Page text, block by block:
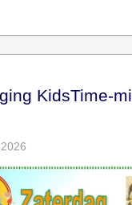
KidsTime-